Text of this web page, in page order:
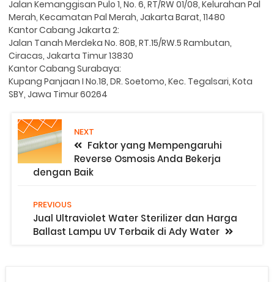
Jalan Kemanggisan Pulo 1, No. 6, RT/RW 01/08, Kelurahan Pal
Merah, Kecamatan Pal Merah, Jakarta Barat, 11480
Kantor Cabang Jakarta 2:
Jalan Tanah Merdeka No. 80B, RT.15/RW.5 Rambutan,
Ciracas, Jakarta Timur 13830
Kantor Cabang Surabaya:
Kupang Panjaan I No.18, DR. Soetomo, Kec. Tegalsari, Kota
SBY, Jawa Timur 60264
NEXT
Faktor yang Mempengaruhi
Reverse Osmosis Anda Bekerja
dengan Baik
PREVIOUS
Jual Ultraviolet Water Sterilizer dan Harga
Ballast Lampu UV Terbaik di Ady Water